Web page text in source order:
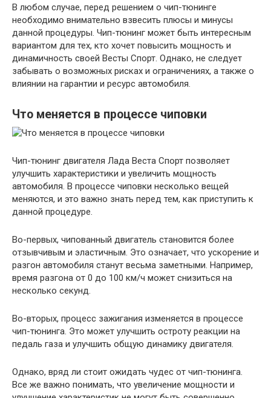
В любом случае, перед решением о чип-тюнинге
необходимо внимательно взвесить плюсы и минусы
данной процедуры. Чип-тюнинг может быть интересным
вариантом для тех, кто хочет повысить мощность и
динамичность своей Весты Спорт. Однако, не следует
забывать о возможных рисках и ограничениях, а также о
влиянии на гарантии и ресурс автомобиля.
Что меняется в процессе чиповки
Чип-тюнинг двигателя Лада Веста Спорт позволяет
улучшить характеристики и увеличить мощность
автомобиля. В процессе чиповки несколько вещей
меняются, и это важно знать перед тем, как приступить к
данной процедуре.
Во-первых, чипованный двигатель становится более
отзывчивым и эластичным. Это означает, что ускорение и
разгон автомобиля станут весьма заметными. Например,
время разгона от 0 до 100 км/ч может снизиться на
несколько секунд.
Во-вторых, процесс зажигания изменяется в процессе
чип-тюнинга. Это может улучшить остроту реакции на
педаль газа и улучшить общую динамику двигателя.
Однако, вряд ли стоит ожидать чудес от чип-тюнинга.
Все же важно понимать, что увеличение мощности и